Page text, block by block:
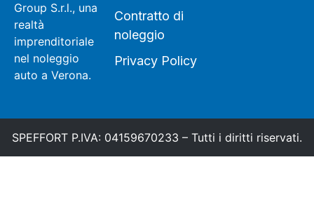
Group S.r.l., una
realtà
imprenditoriale
nel noleggio
auto a Verona.
Contratto di
noleggio
Privacy Policy
SPEFFORT P.IVA: 04159670233 – Tutti i diritti riservati.